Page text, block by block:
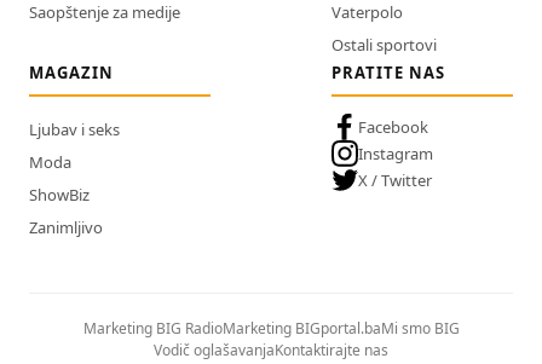
Saopštenje za medije
Vaterpolo
Ostali sportovi
MAGAZIN
Ljubav i seks
Moda
ShowBiz
Zanimljivo
PRATITE NAS
Facebook
Instagram
X / Twitter
Marketing BIG RadioMarketing BIGportal.baMi smo BIG
Vodič oglašavanjaKontaktirajte nas